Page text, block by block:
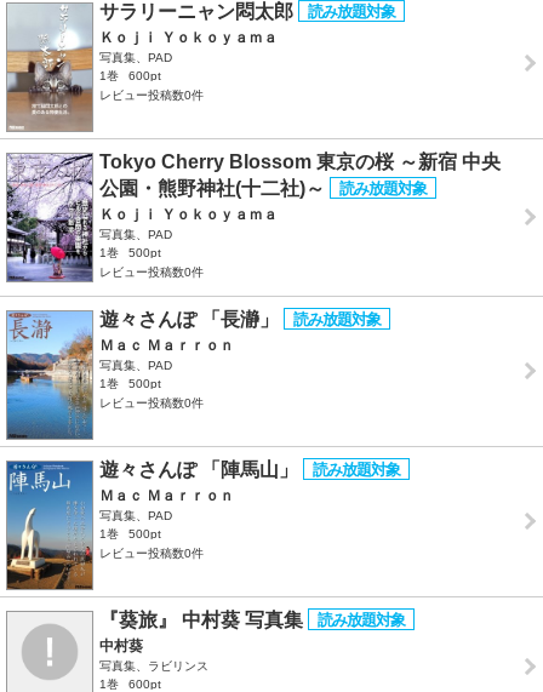
サラリーニャン悶太郎
Ｋｏｊｉ Ｙｏｋｏｙａｍａ
写真集、PAD
1巻
600pt
レビュー投稿数0件
Tokyo Cherry Blossom 東京の桜 ～新宿 中央
公園・熊野神社(十二社)～
Ｋｏｊｉ Ｙｏｋｏｙａｍａ
写真集、PAD
1巻
500pt
レビュー投稿数0件
遊々さんぽ 「長瀞」
Ｍａｃ Ｍａｒｒｏｎ
写真集、PAD
1巻
500pt
レビュー投稿数0件
遊々さんぽ 「陣馬山」
Ｍａｃ Ｍａｒｒｏｎ
写真集、PAD
1巻
500pt
レビュー投稿数0件
『葵旅』 中村葵 写真集
中村葵
写真集、ラビリンス
1巻
600pt